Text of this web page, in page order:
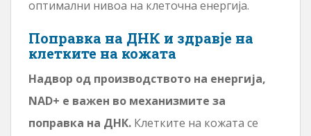
оптимални нивоа на клеточна енергија.
Поправка на ДНК и здравје на
клетките на кожата
Надвор од производството на енергија,
NAD+ е важен во механизмите за
поправка на ДНК. Клетките на кожата се